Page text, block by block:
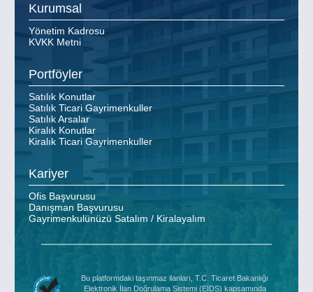
Kurumsal
Yönetim Kadrosu
KVKK Metni
Portföyler
Satılık Konutlar
Satılık Ticari Gayrimenkuller
Satılık Arsalar
Kiralık Konutlar
Kiralık Ticari Gayrimenkuller
Kariyer
Ofis Başvurusu
Danışman Başvurusu
Gayrimenkulünüzü Satalım / Kiralayalım
Bu platformdaki taşınmaz ilanları, T.C. Ticaret Bakanlığı
Elektronik İlan Doğrulama Sistemi (EİDS) kapsamında